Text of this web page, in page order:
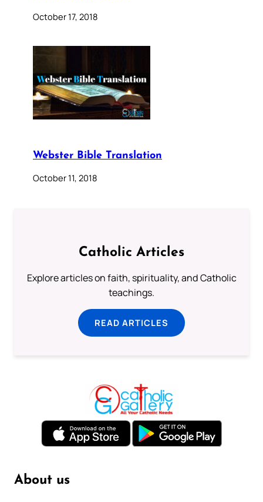
October 17, 2018
Webster Bible Translation
October 11, 2018
Catholic Articles
Explore articles on faith, spirituality, and Catholic
teachings.
READ ARTICLES
About us